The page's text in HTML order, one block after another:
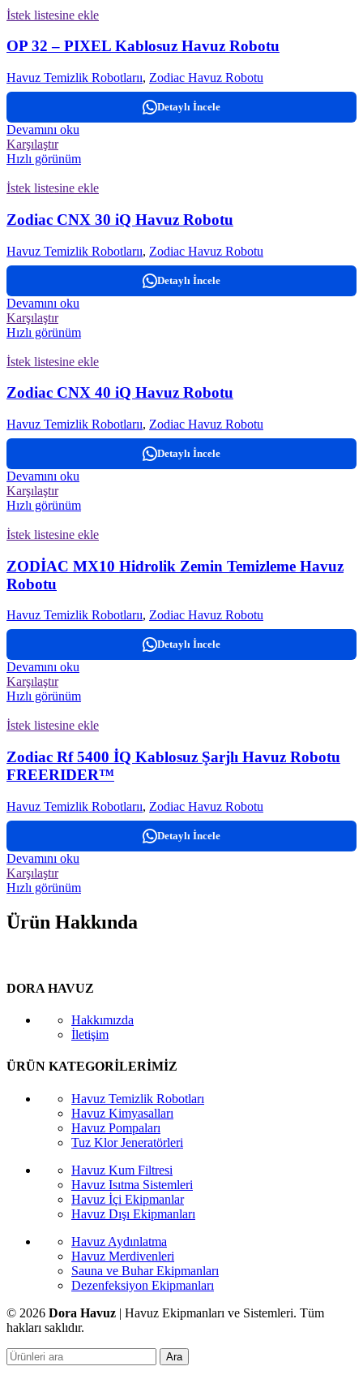
İstek listesine ekle
OP 32 – PIXEL Kablosuz Havuz Robotu
Havuz Temizlik Robotlarıı, Zodiac Havuz Robotu
Detaylı İncele
Devamını oku
Karşılaştır
Hızlı görünüm
İstek listesine ekle
Zodiac CNX 30 iQ Havuz Robotu
Havuz Temizlik Robotlarıı, Zodiac Havuz Robotu
Detaylı İncele
Devamını oku
Karşılaştır
Hızlı görünüm
İstek listesine ekle
Zodiac CNX 40 iQ Havuz Robotu
Havuz Temizlik Robotlarıı, Zodiac Havuz Robotu
Detaylı İncele
Devamını oku
Karşılaştır
Hızlı görünüm
İstek listesine ekle
ZODİAC MX10 Hidrolik Zemin Temizleme Havuz
Robotu
Havuz Temizlik Robotlarıı, Zodiac Havuz Robotu
Detaylı İncele
Devamını oku
Karşılaştır
Hızlı görünüm
İstek listesine ekle
Zodiac Rf 5400 İQ Kablosuz Şarjlı Havuz Robotu
FREERIDER™
Havuz Temizlik Robotlarıı, Zodiac Havuz Robotu
Detaylı İncele
Devamını oku
Karşılaştır
Hızlı görünüm
Ürün Hakkında
DORA HAVUZ
Hakkımızda
İletişim
ÜRÜN KATEGORİLERİMİZ
Havuz Temizlik Robotları
Havuz Kimyasalları
Havuz Pompaları
Tuz Klor Jeneratörleri
Havuz Kum Filtresi
Havuz Isıtma Sistemleri
Havuz İçi Ekipmanlar
Havuz Dışı Ekipmanları
Havuz Aydınlatma
Havuz Merdivenleri
Sauna ve Buhar Ekipmanları
Dezenfeksiyon Ekipmanları
© 2026 Dora Havuz | Havuz Ekipmanları ve Sistemleri. Tüm
hakları saklıdır.
Ara